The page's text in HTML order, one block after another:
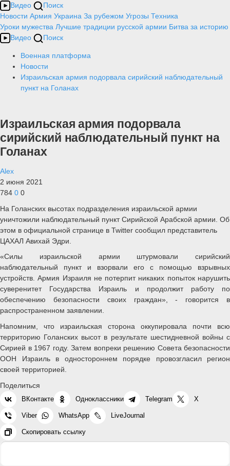
Видео
Поиск
Новости Армия Украина За рубежом Угрозы Техника
Уроки мужества Лучшие традиции русской армии Битва за историю
Видео
Поиск
Военная платформа
Новости
Израильская армия подорвала сирийский наблюдательный
пункт на Голанах
Израильская армия подорвала
сирийский наблюдательный пункт на
Голанах
Alex
2 июня 2021
784 0 0
На Голанских высотах подразделения израильской армии
уничтожили наблюдательный пункт Сирийской Арабской армии. Об
этом в официальной странице в Twitter сообщил представитель
ЦАХАЛ Авихай Эдри.
«Силы израильской армии штурмовали сирийский
наблюдательный пункт и взорвали его с помощью взрывных
устройств. Армия Израиля не потерпит никаких попыток нарушить
суверенитет Государства Израиль и продолжит работу по
обеспечению безопасности своих граждан», - говорится в
распространенном заявлении.
Напомним, что израильская сторона оккупировала почти всю
территорию Голанских высот в результате шестидневной войны с
Сирией в 1967 году. Затем вопреки решению Совета безопасности
ООН Израиль в одностороннем порядке провозгласил регион
своей территорией.
Поделиться
ВКонтакте Одноклассники Telegram X
Viber WhatsApp LiveJournal
Скопировать ссылку